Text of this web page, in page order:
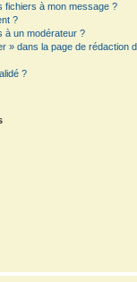
fichiers à mon message ?
?
à un modérateur ?
» dans la page de rédaction
?